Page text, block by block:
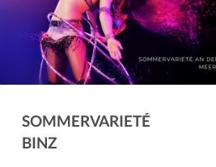
SOMMERVARIETÉ
BINZ